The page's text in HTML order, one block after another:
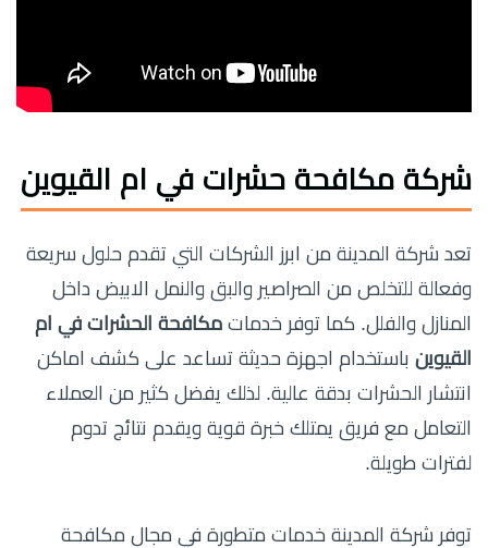
شركة مكافحة حشرات في ام القيوين
تعد شركة المدينة من ابرز الشركات التي تقدم حلول سريعة
وفعالة للتخلص من الصراصير والبق والنمل الابيض داخل
المنازل والفلل. كما توفر خدمات مكافحة الحشرات في ام
القيوين باستخدام اجهزة حديثة تساعد على كشف اماكن
انتشار الحشرات بدقة عالية. لذلك يفضل كثير من العملاء
التعامل مع فريق يمتلك خبرة قوية ويقدم نتائج تدوم
لفترات طويلة.
توفر شركة المدينة خدمات متطورة في مجال مكافحة